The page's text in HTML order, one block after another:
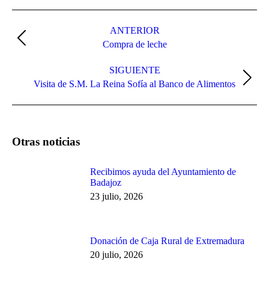
entre
publicaciones
ANTERIOR
Publicación
Compra de leche
SIGUIENTE
Publicación
Visita de S.M. La Reina Sofía al Banco de Alimentos
Otras noticias
Recibimos ayuda del Ayuntamiento de
Badajoz
23 julio, 2026
Donación de Caja Rural de Extremadura
20 julio, 2026